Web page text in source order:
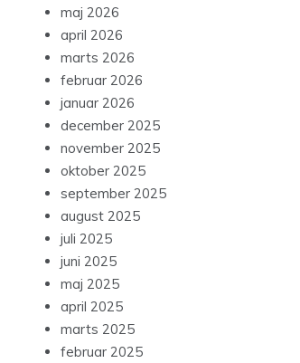
maj 2026
april 2026
marts 2026
februar 2026
januar 2026
december 2025
november 2025
oktober 2025
september 2025
august 2025
juli 2025
juni 2025
maj 2025
april 2025
marts 2025
februar 2025